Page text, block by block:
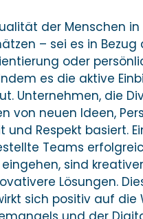
der Menschen
– sei es in Bezug
oder
es die aktive
Unternehmen, die
von neuen Ideen,
Respekt basiert.
Teams
sind
Lösungen.
sich positiv auf